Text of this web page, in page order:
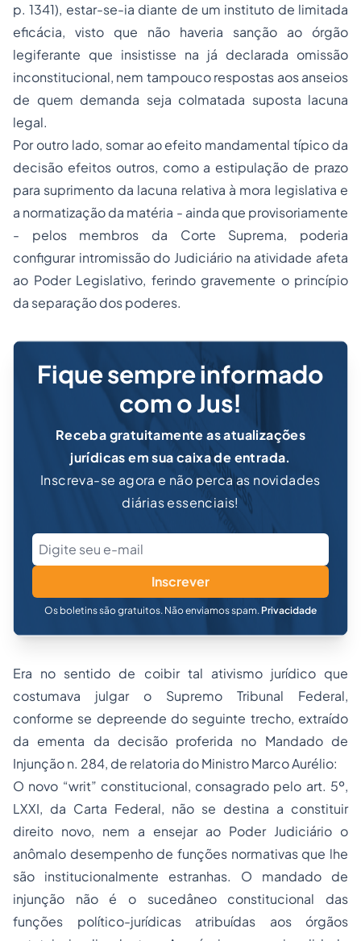
p. 1341), estar-se-ia diante de um instituto de limitada
eficácia, visto que não haveria sanção ao órgão
legiferante que insistisse na já declarada omissão
inconstitucional, nem tampouco respostas aos anseios
de quem demanda seja colmatada suposta lacuna
legal.
Por outro lado, somar ao efeito mandamental típico da
decisão efeitos outros, como a estipulação de prazo
para suprimento da lacuna relativa à mora legislativa e
a normatização da matéria - ainda que provisoriamente
- pelos membros da Corte Suprema, poderia
configurar intromissão do Judiciário na atividade afeta
ao Poder Legislativo, ferindo gravemente o princípio
da separação dos poderes.
Fique sempre informado
com o Jus!
Receba gratuitamente as atualizações
jurídicas em sua caixa de entrada.
Inscreva-se agora e não perca as novidades
diárias essenciais!
Inscrever
Os boletins são gratuitos. Não enviamos spam. Privacidade
Era no sentido de coibir tal ativismo jurídico que
costumava julgar o Supremo Tribunal Federal,
conforme se depreende do seguinte trecho, extraído
da ementa da decisão proferida no Mandado de
Injunção n. 284, de relatoria do Ministro Marco Aurélio:
O novo “writ” constitucional, consagrado pelo art. 5º,
LXXI, da Carta Federal, não se destina a constituir
direito novo, nem a ensejar ao Poder Judiciário o
anômalo desempenho de funções normativas que lhe
são institucionalmente estranhas. O mandado de
injunção não é o sucedâneo constitucional das
funções político-jurídicas atribuídas aos órgãos